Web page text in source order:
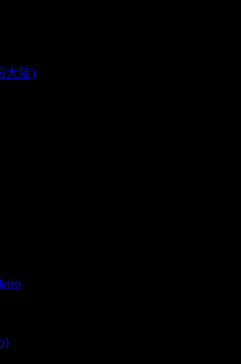
大陆)